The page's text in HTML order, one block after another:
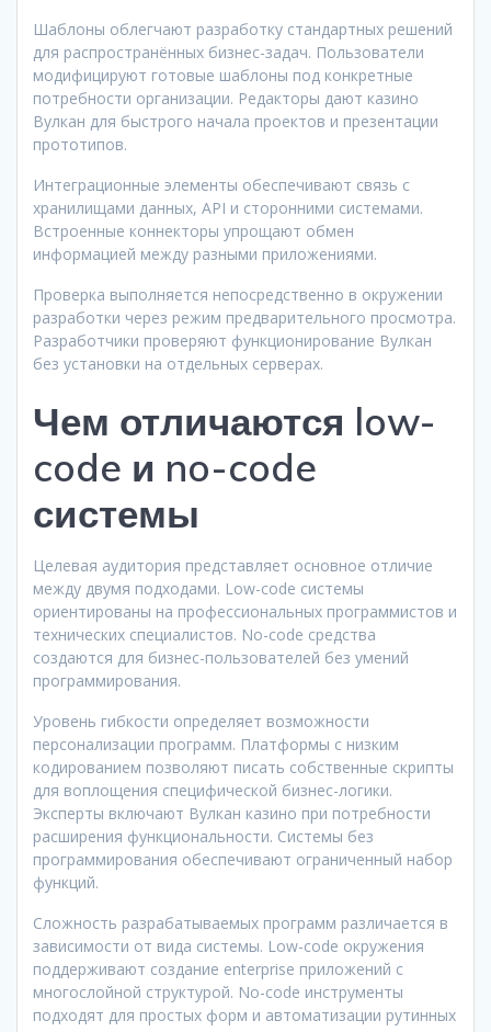
Шаблоны облегчают разработку стандартных решений
для распространённых бизнес-задач. Пользователи
модифицируют готовые шаблоны под конкретные
потребности организации. Редакторы дают казино
Вулкан для быстрого начала проектов и презентации
прототипов.
Интеграционные элементы обеспечивают связь с
хранилищами данных, API и сторонними системами.
Встроенные коннекторы упрощают обмен
информацией между разными приложениями.
Проверка выполняется непосредственно в окружении
разработки через режим предварительного просмотра.
Разработчики проверяют функционирование Вулкан
без установки на отдельных серверах.
Чем отличаются low-
code и no-code
системы
Целевая аудитория представляет основное отличие
между двумя подходами. Low-code системы
ориентированы на профессиональных программистов и
технических специалистов. No-code средства
создаются для бизнес-пользователей без умений
программирования.
Уровень гибкости определяет возможности
персонализации программ. Платформы с низким
кодированием позволяют писать собственные скрипты
для воплощения специфической бизнес-логики.
Эксперты включают Вулкан казино при потребности
расширения функциональности. Системы без
программирования обеспечивают ограниченный набор
функций.
Сложность разрабатываемых программ различается в
зависимости от вида системы. Low-code окружения
поддерживают создание enterprise приложений с
многослойной структурой. No-code инструменты
подходят для простых форм и автоматизации рутинных